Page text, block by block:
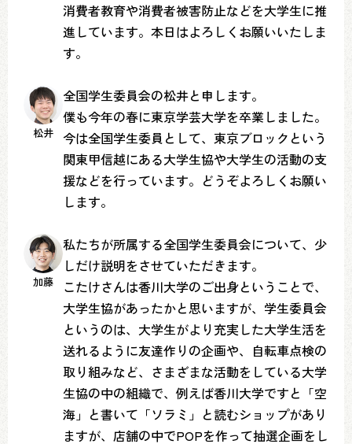
消費者教育や消費者被害防止などを大学生に推
進しています。本日はよろしくお願いいたしま
す。
松井
全国学生委員会の松井と申します。
僕も今年の春に東京学芸大学を卒業しました。
今は全国学生委員として、東京ブロックという
関東甲信越にある大学生協や大学生の活動の支
援などを行っています。どうぞよろしくお願い
します。
加藤
私たちが所属する全国学生委員会について、少
しだけ説明をさせていただきます。
こたけさんは香川大学のご出身ということで、
大学生協があったかと思いますが、学生委員会
というのは、大学生がより充実した大学生活を
送れるように友達作りの企画や、自転車点検の
取り組みなど、さまざまな活動をしている大学
生協の中の組織で、例えば香川大学ですと「空
海」と書いて「ソラミ」と読むショップがあり
ますが、店舗の中でPOPを作って抽選企画をし